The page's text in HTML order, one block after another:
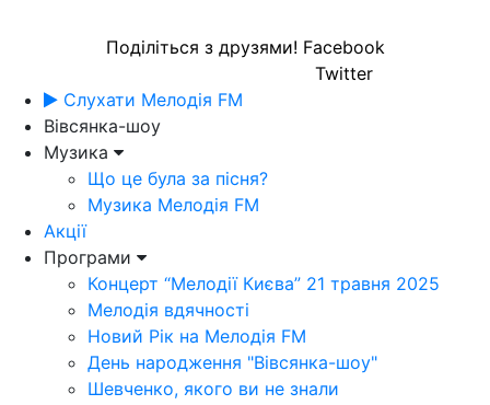
Поділіться з друзями! Facebook
Twitter
Слухати Мелодія FM
Вівсянка-шоу
Музика
Що це була за пісня?
Музика Мелодія FM
Акції
Програми
Концерт “Мелодії Києва” 21 травня 2025
Мелодія вдячності
Новий Рік на Мелодія FM
День народження "Вівсянка-шоу"
Шевченко, якого ви не знали